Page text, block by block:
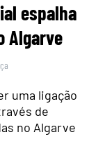
espalha
Algarve
uma ligação
de
no Algarve